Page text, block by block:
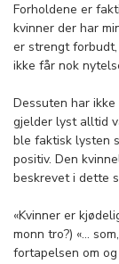
Forholdene er
kvinner der har
er strengt
ikke får nok
Dessuten har
gjelder lyst alltid
ble faktisk lysten
positiv. Den
beskrevet i dette
«Kvinner er
monn tro?) «…
fortapelsen om